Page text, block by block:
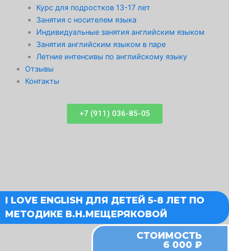
Курс для подростков 13-17 лет
Занятия с носителем языка
Индивидуальные занятия английским языком
Занятия английским языком в паре
Летние интенсивы по английскому языку
Отзывы
Контакты
+7 (911) 036-85-05
l
e
a
t
I LOVE ENGLISH ДЛЯ ДЕТЕЙ 5-8 ЛЕТ ПО
МЕТОДИКЕ В.Н.МЕЩЕРЯКОВОЙ
СТОИМОСТЬ
6 000 ₽